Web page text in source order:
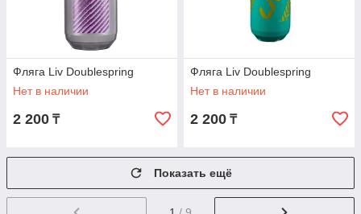
Фляга Liv Doublespring
Нет в наличии
2 200 ₸
Фляга Liv Doublespring
Нет в наличии
2 200 ₸
Показать ещё